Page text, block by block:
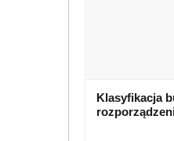
Klasyfikacja